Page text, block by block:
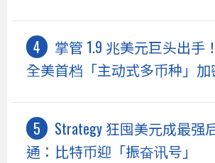
掌管 1.9 兆美元巨头出手
全美首档「主动式多币种」加
Strategy 狂囤美元成最强
通：比特币迎「振奋讯号」